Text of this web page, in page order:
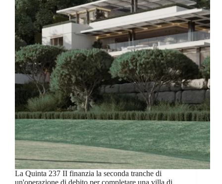
La Quinta 237 II finanzia la seconda tranche di